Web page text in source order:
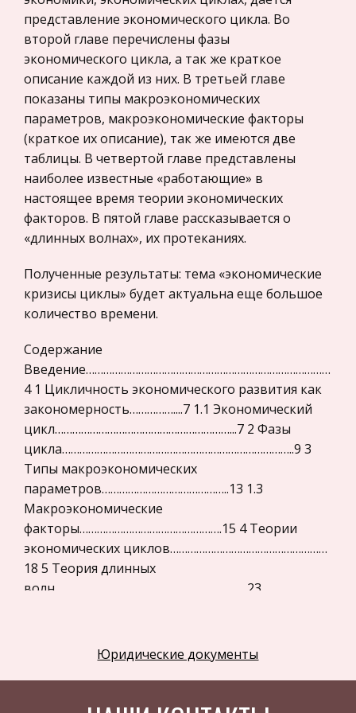
Законодательство и право
Прокурорский надзор
Геология
Административное право
Историческая личность
Банковское дело и кредитование
Архитектура
Искусство
Конституционное (государственное) право
Экономико-математическое
моделирование
Компьютеры и периферийные устройства
Астрономия
Программное обеспечение
Разное
Уголовное и уголовно-исполнительное
право
Налоговое право
Техника
Компьютеры, Программирование
История экономических учений
Физкультура и Спорт
даже очень мелкие размеры, немногие —
средние. Длина их тела колеблется от 15 до 120
—150 см, масса от 100 г до 40 кг. Туловище
обычно сильно вытянутое, очень
Межэтнические конфликты в постсоветском
обществе
Этнополитические конфликты нашедшие свое
выражение в больших и малых войнах на
этнической и территориальной почве в
Азербайджане, Армении, Таджикистане,
Молдове, Чечне, Грузии, Северной Осетии,
Ингуше
представление экономического цикла. Во
второй главе перечислены фазы
экономического цикла, а так же краткое
описание каждой из них. В третьей главе
показаны типы макроэкономических
параметров, макроэкономические факторы
(краткое их описание), так же имеются две
таблицы. В четвертой главе представлены
наиболее известные «работающие» в
настоящее время теории экономических
факторов. В пятой главе рассказывается о
«длинных волнах», их протеканиях.
Полученные результаты: тема «экономические
кризисы циклы» будет актуальна еще большое
количество времени.
Содержание
Введение…………………………………………………………………………
4 1 Цикличность экономического развития как
закономерность……………....7 1.1 Экономический
цикл……………………………………………………...7 2 Фазы
цикла……………………………………………………………………..9 3
Типы макроэкономических
параметров……………………………………..13 1.3
Макроэкономические
факторы………………………………………….15 4 Теории
экономических циклов………………………………………………
18 5 Теория длинных
волн…………………………………………………………23
литературы…………………………………………...27 Введение
Как известно, современное общество стремится
жизни, которые может обеспечить только
Юридические документы